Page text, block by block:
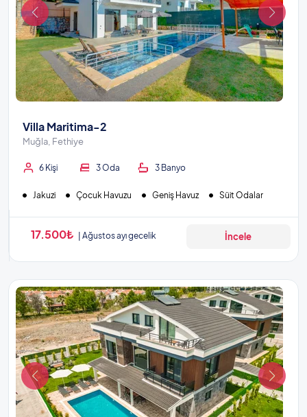
Villa Maritima-2
Muğla, Fethiye
6 Kişi 3 Oda 3 Banyo
Jakuzi Çocuk Havuzu Geniş Havuz Süit Odalar
17.500₺ Ağustos ayı gecelik İncele